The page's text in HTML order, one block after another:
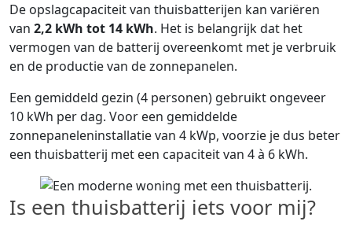
De opslagcapaciteit van thuisbatterijen kan variëren
van 2,2 kWh tot 14 kWh. Het is belangrijk dat het
vermogen van de batterij overeenkomt met je verbruik
en de productie van de zonnepanelen.
Een gemiddeld gezin (4 personen) gebruikt ongeveer
10 kWh per dag. Voor een gemiddelde
zonnepaneleninstallatie van 4 kWp, voorzie je dus beter
een thuisbatterij met een capaciteit van 4 à 6 kWh.
Is een thuisbatterij iets voor mij?